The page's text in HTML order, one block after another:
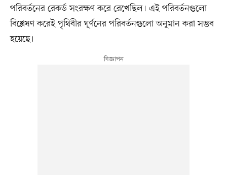
পরিবর্তনের রেকর্ড সংরক্ষণ করে রেখেছিল। এই পরিবর্তনগুলো
বিশ্লেষণ করেই পৃথিবীর ঘূর্ণনের পরিবর্তনগুলো অনুমান করা সম্ভব
হয়েছে।